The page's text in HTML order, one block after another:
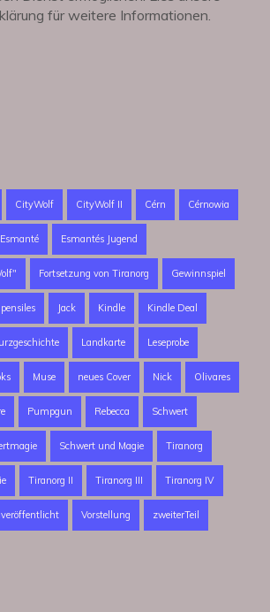
für weitere Informationen.
CityWolf CityWolf II Cérn Cérnowia
Esmanté Esmantés Jugend
Fortsetzung von Tiranorg Gewinnspiel
Jack Kindle Kindle Deal
Landkarte Leseprobe
Muse neues Cover Nick Olivares
Pumpgun Rebecca Schwert
Schwert und Magie Tiranorg
Tiranorg II Tiranorg III Tiranorg IV
Vorstellung zweiterTeil